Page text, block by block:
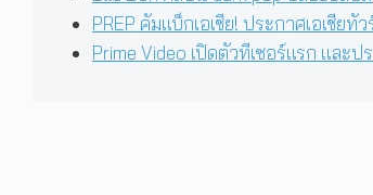
PREP คัมแบ็กเอเชีย! ประกาศเอเชีย
Prime Video เปิดตัวทีเซอร์แรก และ